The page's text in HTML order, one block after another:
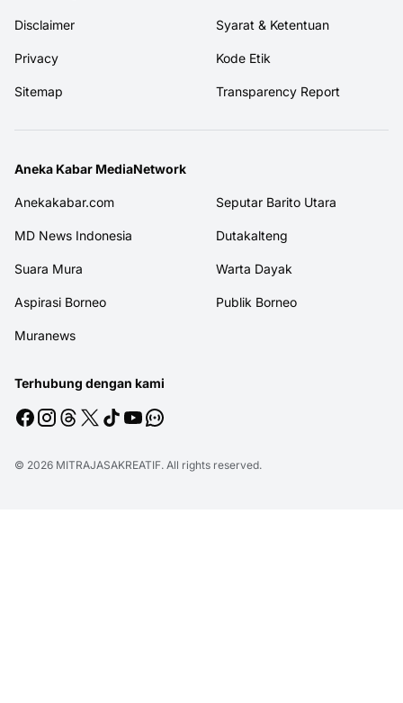
Disclaimer Syarat & Ketentuan
Privacy Kode Etik
Sitemap Transparency Report
Aneka Kabar MediaNetwork
Anekakabar.com Seputar Barito Utara
MD News Indonesia Dutakalteng
Suara Mura Warta Dayak
Aspirasi Borneo Publik Borneo
Muranews
Terhubung dengan kami
© 2026 MITRAJASAKREATIF. All rights reserved.